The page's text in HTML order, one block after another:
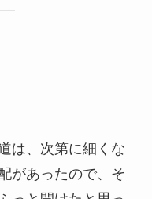
は、次第に細くな
があったので、そ